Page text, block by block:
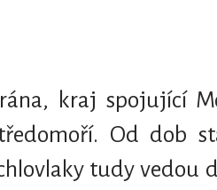
kraj spojující
Od dob
tudy vedou